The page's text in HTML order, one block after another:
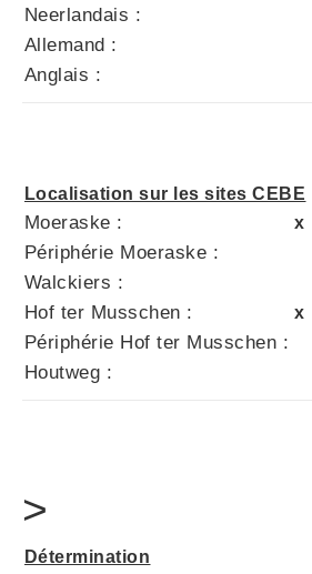
Neerlandais :
Allemand :
Anglais :
Localisation sur les sites CEBE
Moeraske : x
Périphérie Moeraske :
Walckiers :
Hof ter Musschen :
x
Périphérie Hof ter Musschen :
Houtweg :
>
Détermination